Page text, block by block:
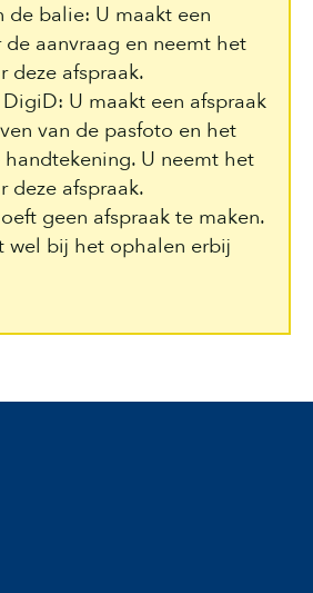
de balie: U maakt een
de aanvraag en neemt het
deze afspraak.
U maakt een afspraak
van de pasfoto en het
U neemt het
deze afspraak.
geen afspraak te maken.
wel bij het ophalen erbij